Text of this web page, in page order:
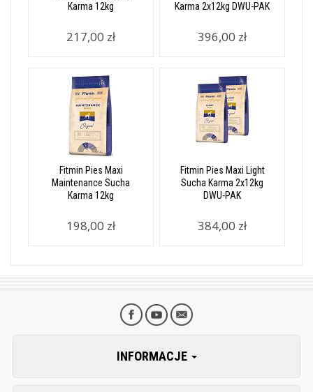
Karma 12kg
217,00 zł
Karma 2x12kg DWU-PAK
396,00 zł
Fitmin Pies Maxi
Maintenance Sucha
Karma 12kg
198,00 zł
Fitmin Pies Maxi Light
Sucha Karma 2x12kg
DWU-PAK
384,00 zł
INFORMACJE